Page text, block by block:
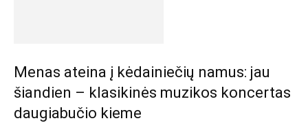
Menas ateina į kėdainiečių namus: jau
šiandien – klasikinės muzikos koncertas
daugiabučio kieme